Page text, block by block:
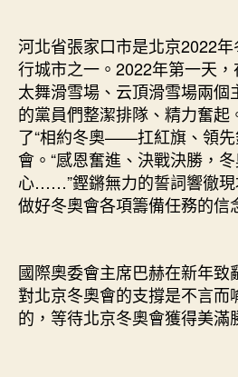
河北省張家口市是北京2022
行城市之一。2022年第一天
太舞滑雪場、云頂滑雪場兩個
的黨員們整潔排隊、精力奮起
了“相約冬奧——扛紅旗、領先
會。“感恩奮進、決戰決勝，
心……”鏗鏘無力的誓詞響徹現
做好冬奧會各項籌備任務的信
國際奧委會主席巴赫在新年致
對北京冬奧會的支撐是不言而
的，等待北京冬奧會獲得美滿